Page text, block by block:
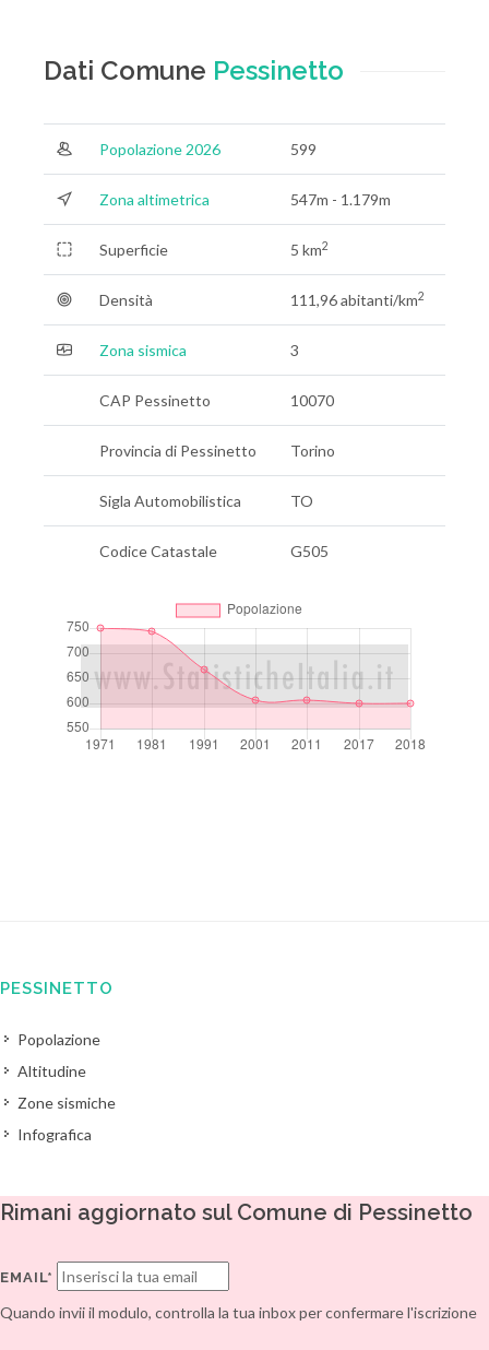
Dati Comune Pessinetto
Popolazione 2026 599
Zona altimetrica 547m - 1.179m
Superficie 5 km2
Densità 111,96 abitanti/km2
Zona sismica 3
CAP Pessinetto 10070
Provincia di Pessinetto Torino
Sigla Automobilistica TO
Codice Catastale G505
PESSINETTO
Popolazione
Altitudine
Zone sismiche
Infografica
Rimani aggiornato sul Comune di Pessinetto
EMAIL*
Quando invii il modulo, controlla la tua inbox per confermare l'iscrizione